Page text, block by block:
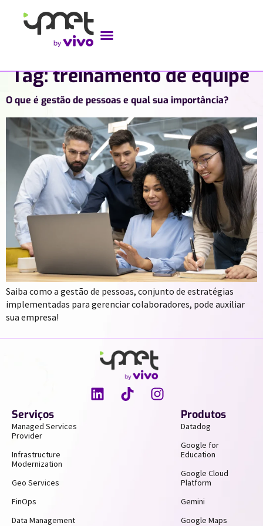
Tag:treinamento de equipe
O que é gestão de pessoas e qual sua importância?
Saiba como a gestão de pessoas, conjunto de estratégias
implementadas para gerenciar colaboradores, pode auxiliar
sua empresa!
Serviços
Managed Services
Provider
Infrastructure
Modernization
Geo Services
FinOps
Data Management
Produtos
Datadog
Google for
Education
Google Cloud
Platform
Gemini
Google Maps